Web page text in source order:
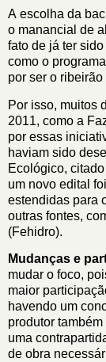
A escolha da
o manancial de
fato de já ter
como o
por ser o
Por isso, muitos
2011, como a
por essas
haviam sido
Ecológico,
um novo edital
estendidas para
outras fontes,
(Fehidro).
Mudanças e
mudar o foco,
maior
havendo um
produtor
uma
de obra